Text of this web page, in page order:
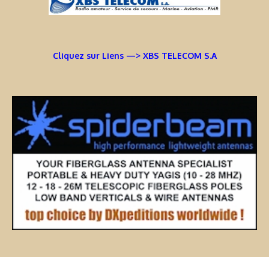
Cliquez sur Liens —> XBS TELECOM S.A